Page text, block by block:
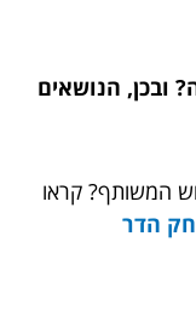
ובכן, הנושאים
המשותף? קראו
הדר